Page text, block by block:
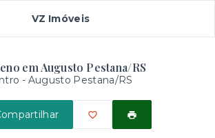
VZ Imóveis
em Augusto Pestana/RS
- Augusto Pestana/RS